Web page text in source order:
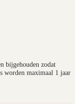
bijgehouden zodat
worden maximaal 1 jaar